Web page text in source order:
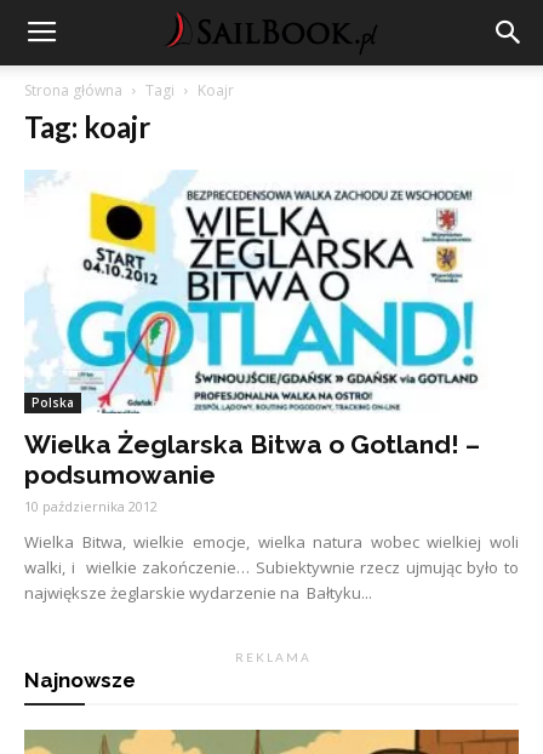
Strona główna Tagi Koajr
Tag: koajr
Polska
Wielka Żeglarska Bitwa o Gotland! –
podsumowanie
10 października 2012
Wielka Bitwa, wielkie emocje, wielka natura wobec wielkiej woli
walki, i wielkie zakończenie… Subiektywnie rzecz ujmując było to
największe żeglarskie wydarzenie na Bałtyku...
R E K L A M A
Najnowsze